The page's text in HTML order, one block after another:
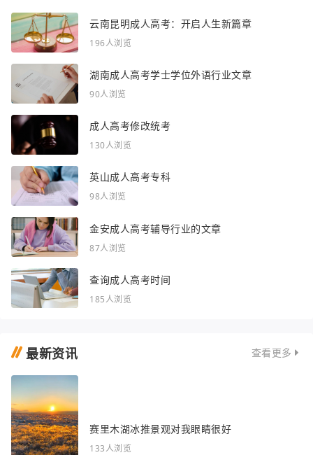
云南昆明成人高考：开启人生新篇章
196人浏览
湖南成人高考学士学位外语行业文章
90人浏览
成人高考修改统考
130人浏览
英山成人高考专科
98人浏览
金安成人高考辅导行业的文章
87人浏览
查询成人高考时间
185人浏览
最新资讯 查看更多
赛里木湖冰推景观对我眼睛很好
133人浏览